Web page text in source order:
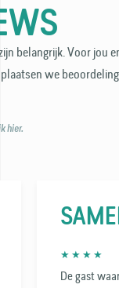
belangrijk. Voor jou
we
hier.
★ ★ ★ ★
De gast